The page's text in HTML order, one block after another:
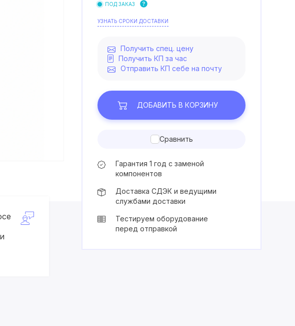
ПОД ЗАКАЗ
УЗНАТЬ СРОКИ ДОСТАВКИ
Получить спец. цену
Получить КП за час
Отправить КП себе на почту
ДОБАВИТЬ В КОРЗИНУ
Сравнить
Гарантия 1 год с заменой
компонентов
Доставка СДЭК и ведущими
службами доставки
Тестируем оборудование
перед отправкой